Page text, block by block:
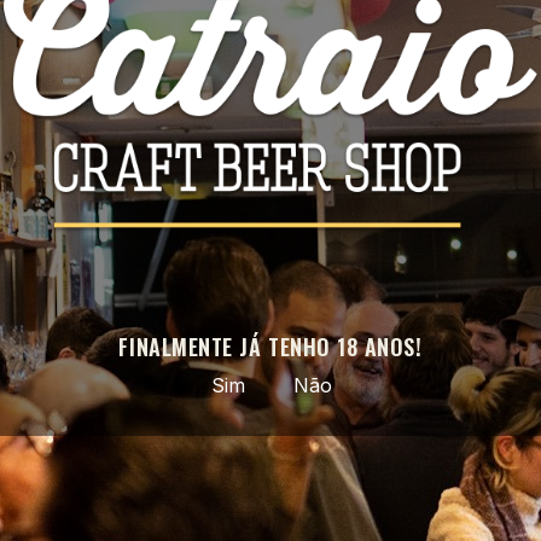
Facebook
Instagram
APROVEITE AS NOSSAS ÚLTIMAS NOVIDADES E OFERTAS
ESPECIAIS
Pode cancelar a subscrição a qualquer momento. Para tal, consulte a
nossa informação de contacto na declaração legal.
Cerveja artesanal selecionada · do nacional ao mundo ·
entregas em todo o país
PRODUTOS 
FINALMENTE JÁ TENHO 18 ANOS!
Sim Não